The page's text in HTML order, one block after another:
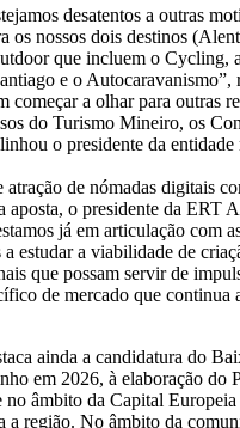
desatentos a outras
os nossos dois destinos
que incluem o Cycling,
e o Autocaravanismo”,
começar a olhar para outras
do Turismo Mineiro, os
o presidente da
atração de nómadas digitais
aposta, o presidente da ERT
já em articulação com
estudar a viabilidade de
que possam servir de
de mercado que continua
ainda a candidatura do
em 2026, à elaboração do
no âmbito da Capital
a região. No âmbito da